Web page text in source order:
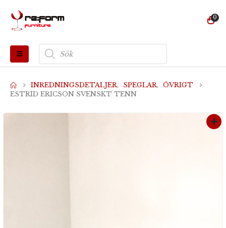
0
Produktsökning
INREDNINGSDETALJER, SPEGLAR, ÖVRIGT
ESTRID ERICSON SVENSKT TENN